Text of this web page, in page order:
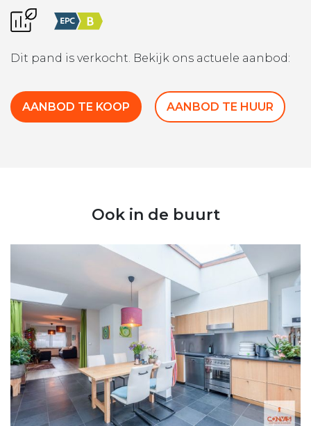
Dit pand is verkocht. Bekijk ons actuele aanbod:
AANBOD TE KOOP AANBOD TE HUUR
Ook in de buurt